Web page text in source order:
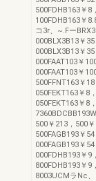
500FDHB163￥8
100FDHB163￥
コ3r、~.Fー
000BLX3B13￥
000BLX3B13￥
000FAAT103￥
000FAAT103￥
500FFNT163￥
050FEKT163￥8
050FEKT163￥8
500￥213，500
500FAGB193￥
000FAGB193￥
000FDHB193￥9
800FDHB193￥9
8003UCMラNc